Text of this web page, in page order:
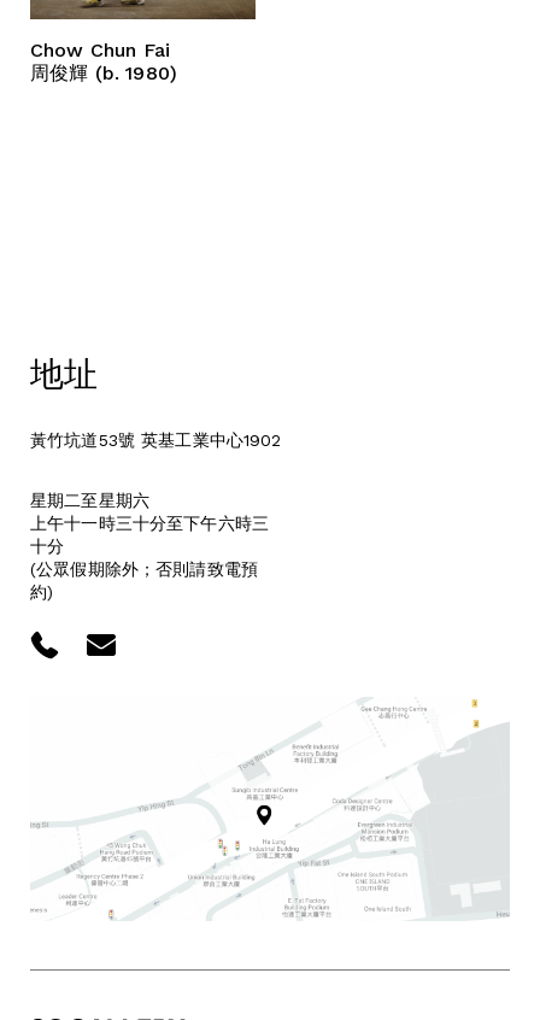
Chow Chun Fai
周俊輝 (b. 1980)
地址
黃竹坑道53號 英基工業中心1902
星期二至星期六
上午十一時三十分至下午六時三
十分
(公眾假期除外；否則請致電預
約)